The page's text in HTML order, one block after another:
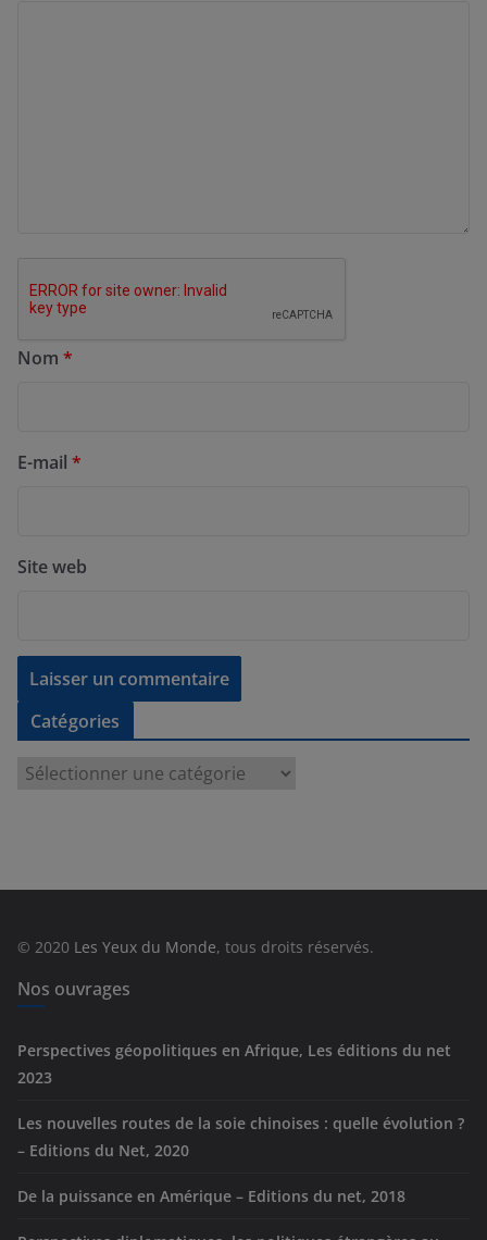
Nom *
E-mail *
Site web
Catégories
e
s
© 2020 Les Yeux du Monde, tous droits réservés.
Nos ouvrages
Perspectives géopolitiques en Afrique, Les éditions du net
2023
Les nouvelles routes de la soie chinoises : quelle évolution ?
– Editions du Net, 2020
De la puissance en Amérique – Editions du net, 2018